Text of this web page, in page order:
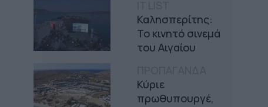
Καλησπερίτης:
Το κινητό σινεμά
του Αιγαίου
Κύριε
πρωθυπουργέ,